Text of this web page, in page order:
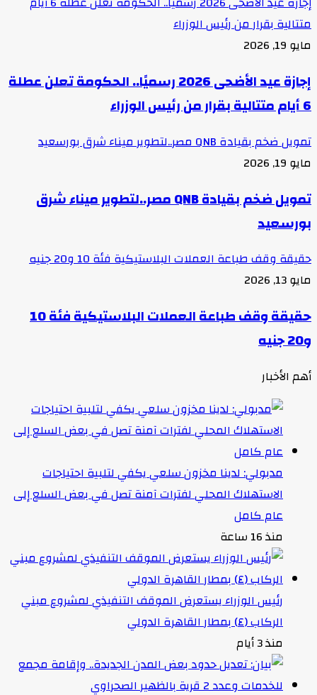
متتالية بقرار من رئيس الوزراء
مايو 19, 2026
إجازة عيد الأضحى 2026 رسميًا.. الحكومة تعلن عطلة
6 أيام متتالية بقرار من رئيس الوزراء
تمويل ضخم بقيادة QNB مصر..لتطوير ميناء شرق بورسعيد
مايو 19, 2026
تمويل ضخم بقيادة QNB مصر..لتطوير ميناء شرق
بورسعيد
حقيقة وقف طباعة العملات البلاستيكية فئة 10 و20 جنيه
مايو 13, 2026
حقيقة وقف طباعة العملات البلاستيكية فئة 10
و20 جنيه
أهم الأخبار
مدبولي: لدينا مخزون سلعي يكفي لتلبية احتياجات
الاستهلاك المحلي لفترات آمنة تصل في بعض السلع إلى
عام كامل
منذ 16 ساعة
رئيس الوزراء يستعرض الموقف التنفيذي لمشروع مبني
الركاب (٤) بمطار القاهرة الدولي
منذ 3 أيام